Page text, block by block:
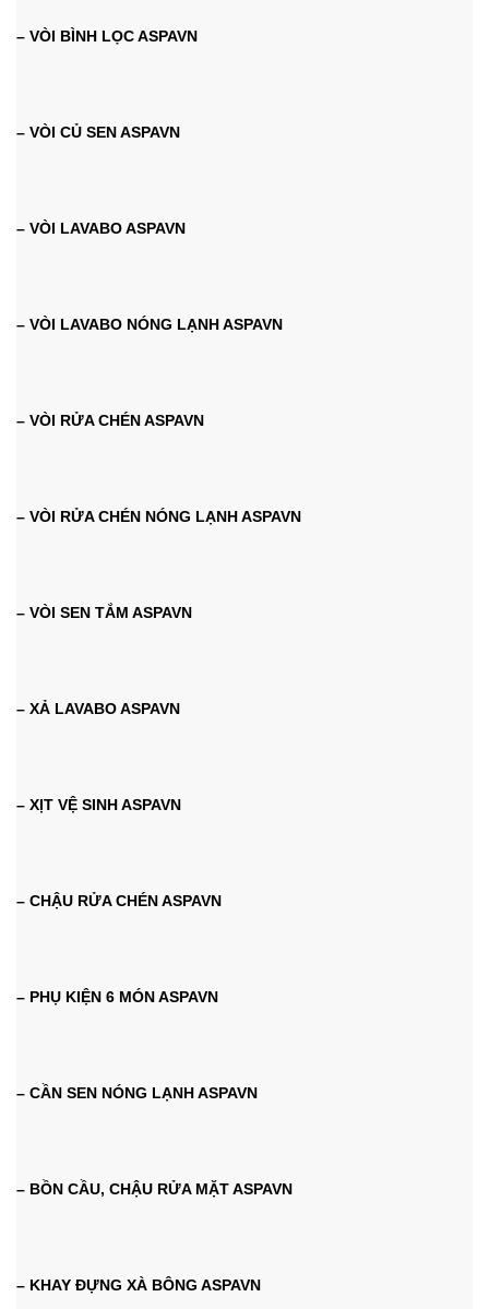
– VÒI BÌNH LỌC ASPAVN
– VÒI CỦ SEN ASPAVN
– VÒI LAVABO ASPAVN
– VÒI LAVABO NÓNG LẠNH ASPAVN
– VÒI RỬA CHÉN ASPAVN
– VÒI RỬA CHÉN NÓNG LẠNH ASPAVN
– VÒI SEN TẮM ASPAVN
– XẢ LAVABO ASPAVN
– XỊT VỆ SINH ASPAVN
– CHẬU RỬA CHÉN ASPAVN
– PHỤ KIỆN 6 MÓN ASPAVN
– CẦN SEN NÓNG LẠNH ASPAVN
– BỒN CẦU, CHẬU RỬA MẶT ASPAVN
– KHAY ĐỰNG XÀ BÔNG ASPAVN